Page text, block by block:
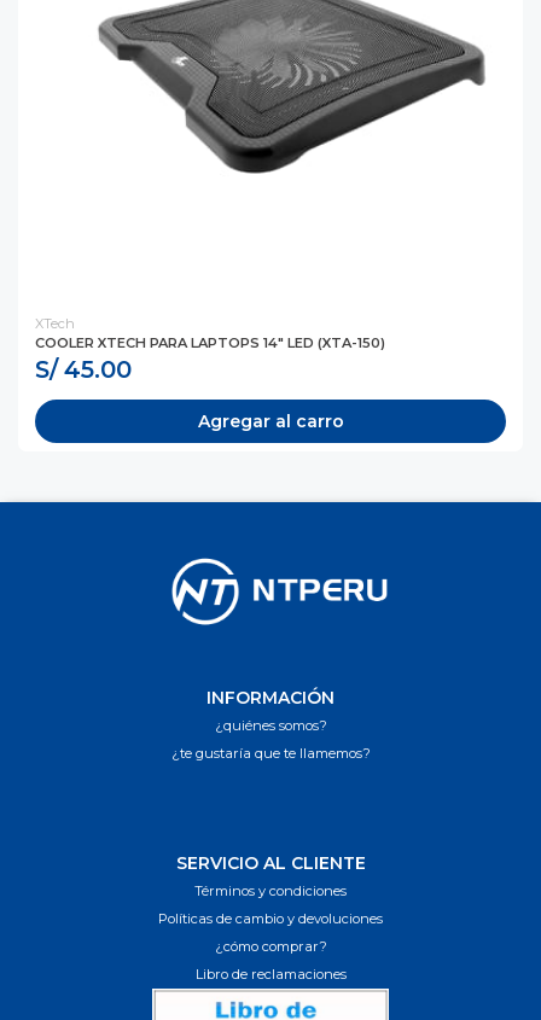
XTech
COOLER XTECH PARA LAPTOPS 14" LED (XTA-150)
S/ 45.00
Agregar al carro
INFORMACIÓN
¿quiénes somos?
¿te gustaría que te llamemos?
SERVICIO AL CLIENTE
Términos y condiciones
Políticas de cambio y devoluciones
¿cómo comprar?
Libro de reclamaciones